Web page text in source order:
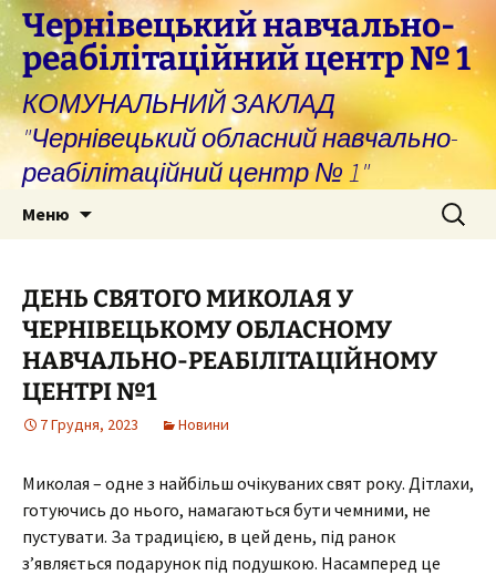
Перейти
до
вмісту
Чернівецький навчально-
реабілітаційний центр № 1
КОМУНАЛЬНИЙ ЗАКЛАД
"Чернівецький обласний навчально-
реабілітаційний центр № 1"
Меню Пошук:
ДЕНЬ СВЯТОГО МИКОЛАЯ У
ЧЕРНІВЕЦЬКОМУ ОБЛАСНОМУ
НАВЧАЛЬНО-РЕАБІЛІТАЦІЙНОМУ
ЦЕНТРІ №1
7 Грудня, 2023 Новини
Миколая – одне з найбільш очікуваних свят року. Дітлахи,
готуючись до нього, намагаються бути чемними, не
пустувати. За традицією, в цей день, під ранок
з’являється подарунок під подушкою. Насамперед це